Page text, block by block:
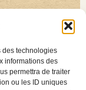
des technologies
informations des
permettra de traiter
ou les ID uniques